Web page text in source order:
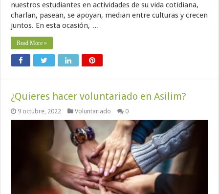
nuestros estudiantes en actividades de su vida cotidiana,
charlan, pasean, se apoyan, median entre culturas y crecen
juntos. En esta ocasión, …
Read More »
¿Quieres hacer voluntariado en Asilim?
9 octubre, 2022 Voluntariado 0